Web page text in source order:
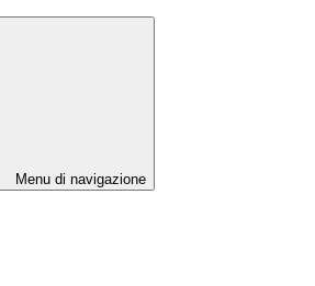
Menu di navigazione